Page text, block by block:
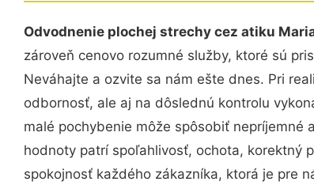
Odvodnenie plochej strechy cez atiku
zároveň cenovo rozumné služby, ktoré sú
Neváhajte a ozvite sa nám ešte dnes. Pri
odbornosť, ale aj na dôslednú kontrolu
malé pochybenie môže spôsobiť nepríjemné
hodnoty patrí spoľahlivosť, ochota, korektný
spokojnosť každého zákazníka, ktorá je pre